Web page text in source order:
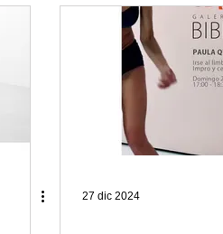
27 dic 2024